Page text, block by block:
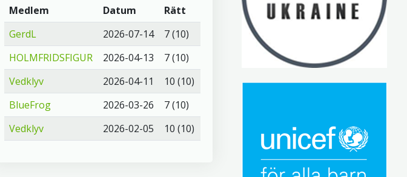
Medlem Datum
Rätt
GerdL
2026-07-14
7 (10)
HOLMFRIDSFIGUR
2026-04-13
7 (10)
Vedklyv
2026-04-11
10 (10)
BlueFrog
2026-03-26
7 (10)
Vedklyv
2026-02-05 10 (10)